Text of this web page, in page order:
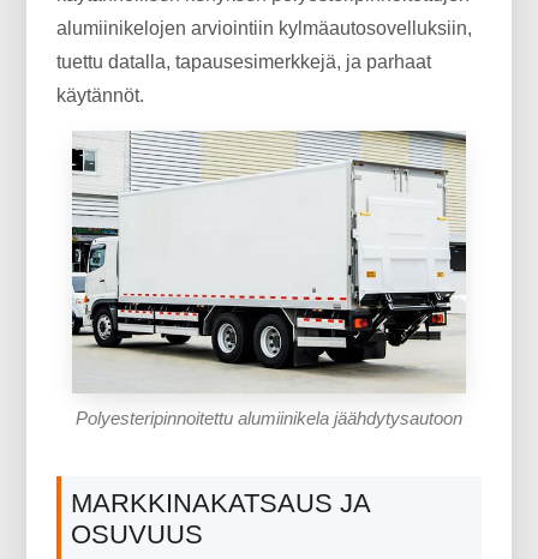
alumiinikelojen arviointiin kylmäautosovelluksiin,
tuettu datalla, tapausesimerkkejä, ja parhaat
käytännöt.
Polyesteripinnoitettu alumiinikela jäähdytysautoon
MARKKINAKATSAUS JA
OSUVUUS